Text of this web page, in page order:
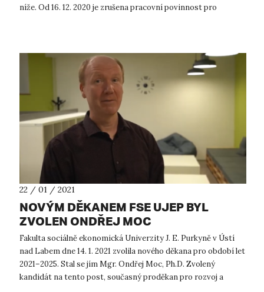
níže. Od 16. 12. 2020 je zrušena pracovní povinnost pro
22 / 01 / 2021
NOVÝM DĚKANEM FSE UJEP BYL
ZVOLEN ONDŘEJ MOC
Fakulta sociálně ekonomická Univerzity J. E. Purkyně v Ústí
nad Labem dne 14. 1. 2021 zvolila nového děkana pro období let
2021–2025. Stal se jím Mgr. Ondřej Moc, Ph.D. Zvolený
kandidát na tento post, současný proděkan pro rozvoj a